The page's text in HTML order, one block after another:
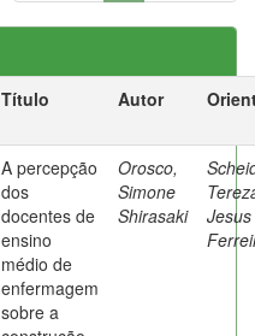
Título Autor
A percepção
dos
docentes de
ensino
médio de
enfermagem
sobre a
Orosco,
Simone
Shirasaki
Jesus